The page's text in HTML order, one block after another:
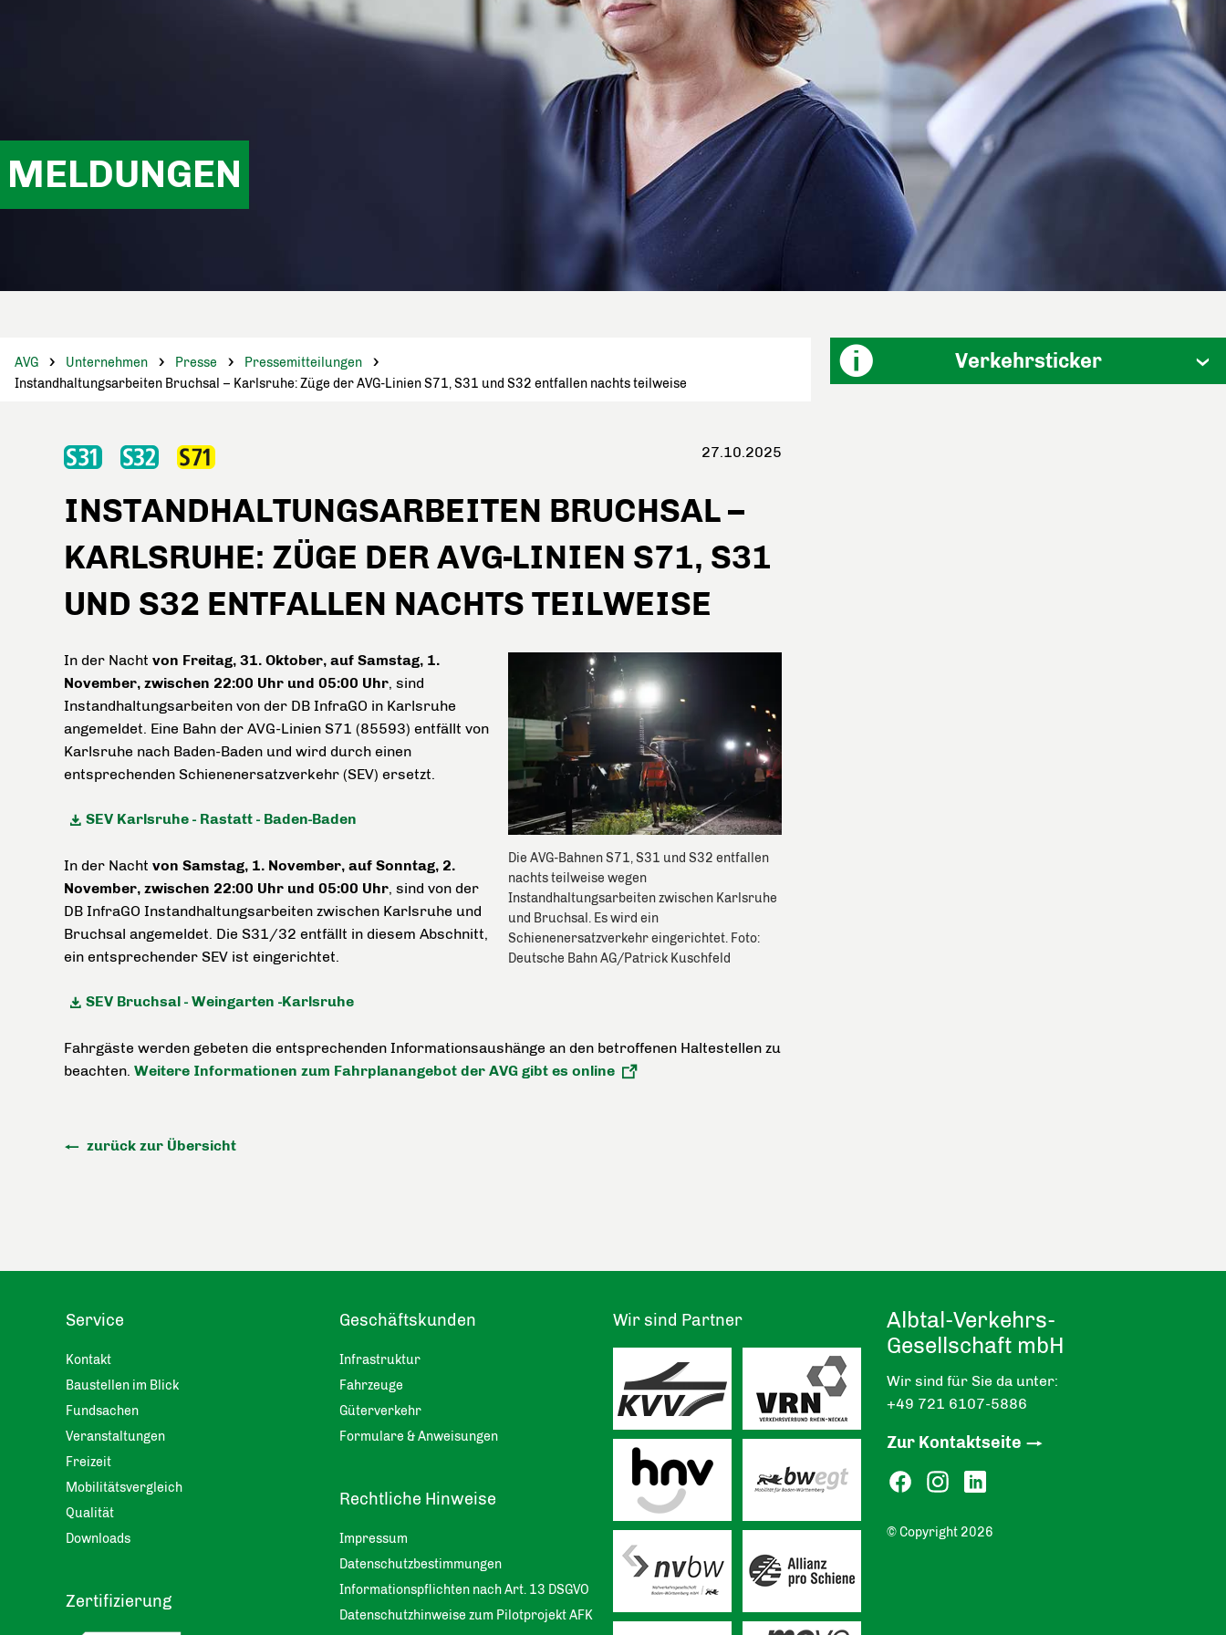
MELDUNGEN
AVG Unternehmen Presse
Pressemitteilungen
Instandhaltungsarbeiten Bruchsal – Karlsruhe: Züge der AVG-Linien S71, S31 und S32 entfallen nachts teilweise
27.10.2025
INSTANDHALTUNGSARBEITEN BRUCHSAL –
KARLSRUHE: ZÜGE DER AVG-LINIEN S71, S31
UND S32 ENTFALLEN NACHTS TEILWEISE
Die AVG-Bahnen S71, S31 und S32 entfallen
nachts teilweise wegen
Instandhaltungsarbeiten zwischen Karlsruhe
und Bruchsal. Es wird ein
Schienenersatzverkehr eingerichtet. Foto:
Deutsche Bahn AG/Patrick Kuschfeld
In der Nacht von Freitag, 31. Oktober, auf Samstag, 1.
November, zwischen 22:00 Uhr und 05:00 Uhr, sind
Instandhaltungsarbeiten von der DB InfraGO in Karlsruhe
angemeldet. Eine Bahn der AVG-Linien S71 (85593) entfällt von
Karlsruhe nach Baden-Baden und wird durch einen
entsprechenden Schienenersatzverkehr (SEV) ersetzt.
SEV Karlsruhe - Rastatt - Baden-Baden
In der Nacht von Samstag, 1. November, auf Sonntag, 2.
November, zwischen 22:00 Uhr und 05:00 Uhr, sind von der
DB InfraGO Instandhaltungsarbeiten zwischen Karlsruhe und
Bruchsal angemeldet. Die S31/32 entfällt in diesem Abschnitt,
ein entsprechender SEV ist eingerichtet.
SEV Bruchsal - Weingarten -Karlsruhe
Fahrgäste werden gebeten die entsprechenden Informationsaushänge an den betroffenen Haltestellen zu
beachten. Weitere Informationen zum Fahrplanangebot der AVG gibt es online
zurück zur Übersicht
Verkehrsticker
Service
Kontakt
Baustellen im Blick
Fundsachen
Veranstaltungen
Freizeit
Mobilitätsvergleich
Qualität
Downloads
Zertifizierung
Geschäftskunden
Infrastruktur
Fahrzeuge
Güterverkehr
Formulare & Anweisungen
Rechtliche Hinweise
Impressum
Datenschutzbestimmungen
Informationspflichten nach Art. 13 DSGVO
Datenschutzhinweise zum Pilotprojekt AFK
Wir sind Partner
Albtal-Verkehrs-
Gesellschaft mbH
Wir sind für Sie da unter:
+49 721 6107-5886
Zur Kontaktseite
© Copyright 2026